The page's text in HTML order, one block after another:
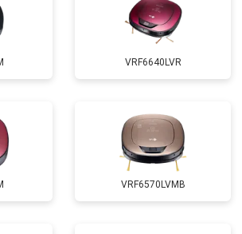
VRF6640LVR
VRF6570LVMB